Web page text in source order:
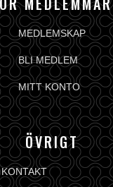
MEDLEMSKAP
BLI MEDLEM
MITT KONTO
ÖVRIGT
KONTAKT